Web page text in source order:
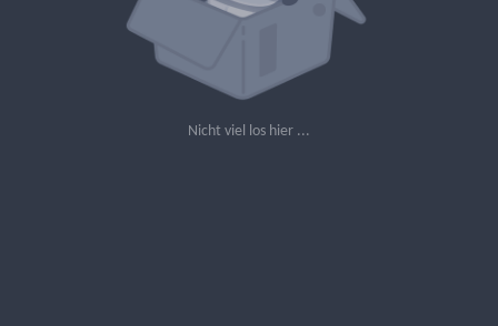
Nicht viel los hier ...